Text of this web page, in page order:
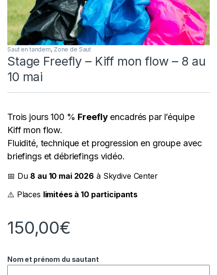
Saut en tandem, Zone de Saut
Stage Freefly – Kiff mon flow – 8 au
10 mai
Trois jours 100 % Freeflyencadrés par l’équipe
Kiff mon flow.
Fluidité, technique et progression en groupe avec
briefings et débriefings vidéo.
📅 Du 8 au 10 mai 2026 à Skydive Center
⚠️ Places limitées à 10 participants
150,00€
Nom et prénom du sautant